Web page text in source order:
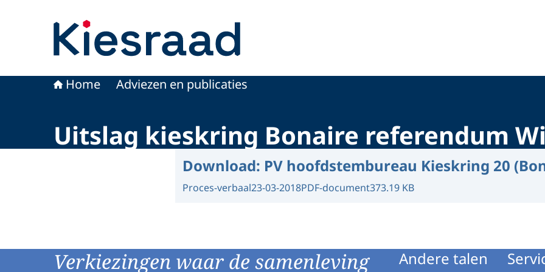
Home Adviezen en publicaties
Uitslag kieskring Bonaire referendum
Download: PV hoofdstembureau Kieskring 20
Proces-verbaal23-03-2018PDF-document373.19 KB
Verkiezingen waar de samenleving
Andere talen